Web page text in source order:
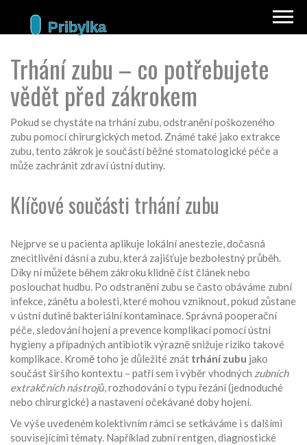
Trhání zubu – co potřebujete
vědět před zákrokem
Pokud se chystáte na trhání zubu,odstranění poškozeného
zubu pomocí chirurgických metod. Známé také jako extrakce
zubu, tento zákrok je součástí běžné stomatologické péče a
může zachránit zdraví ústní dutiny.
Klíčové součásti trhání zubu
Nejprve se u pacienta aplikuje lokální anestezie,dočasná
znecitlivění dásní a zubu, která zajišťuje bezbolestný průběh.
Díky ní můžete během zákroku klidně číst článek nebo
poslouchat hudbu. Po odstranění zubu se často obáváme zubní
infekce, zánětu a bolesti, které mohou vzniknout, pokud zůstane
v ústní dutině bakteriální kontaminace. Správná pooperační
péče,sledování hojení a prevence komplikací pomocí ústní
hygieny a případných antibiotikvýrazně snižuje riziko takové
komplikace. Kromě toho je důležité znát trhání zubu jako
součást širšího kontextu – patří sem i výběr vhodných zubních
extrakčních nástrojů, rozhodování o typu řezání (jednoduché
nebo chirurgické) a nastavení očekávané doby hojení.
Ve výše uvedeném kolektivním rámci se setkáváme i s dalšími
souvisejícími tématy. Například zubní rentgen,diagnostické